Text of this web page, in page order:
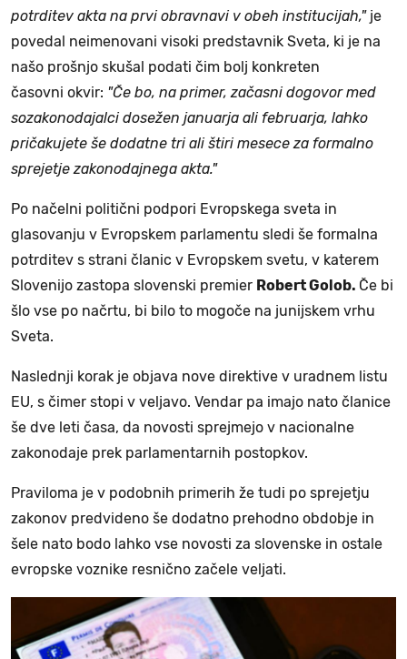
potrditev akta na prvi obravnavi v obeh institucijah,"je
povedal neimenovani visoki predstavnik Sveta, ki je na
našo prošnjo skušal podati čim bolj konkreten
časovni okvir: "Če bo, na primer, začasni dogovor med
sozakonodajalci dosežen januarja ali februarja, lahko
pričakujete še dodatne tri ali štiri mesece za formalno
sprejetje zakonodajnega akta."
Po načelni politični podpori Evropskega sveta in
glasovanju v Evropskem parlamentu sledi še formalna
potrditev s strani članic v Evropskem svetu, v katerem
Slovenijo zastopa slovenski premier Robert Golob. Če bi
šlo vse po načrtu, bi bilo to mogoče na junijskem vrhu
Sveta.
Naslednji korak je objava nove direktive v uradnem listu
EU, s čimer stopi v veljavo. Vendar pa imajo nato članice
še dve leti časa, da novosti sprejmejo v nacionalne
zakonodaje prek parlamentarnih postopkov.
Praviloma je v podobnih primerih že tudi po sprejetju
zakonov predvideno še dodatno prehodno obdobje in
šele nato bodo lahko vse novosti za slovenske in ostale
evropske voznike resnično začele veljati.